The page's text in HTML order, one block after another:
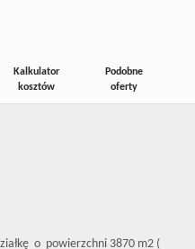
Kalkulator
kosztów
Podobne
oferty
o powierzchni 3870 m2 (